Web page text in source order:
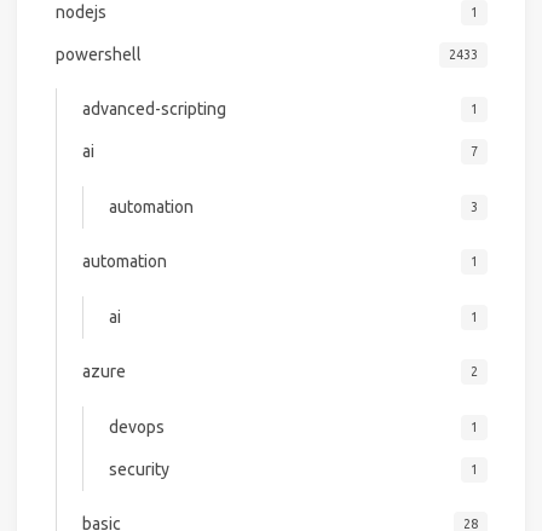
nodejs 1
powershell 2433
advanced-scripting 1
ai 7
automation 3
automation 1
ai 1
azure 2
devops 1
security 1
basic 28